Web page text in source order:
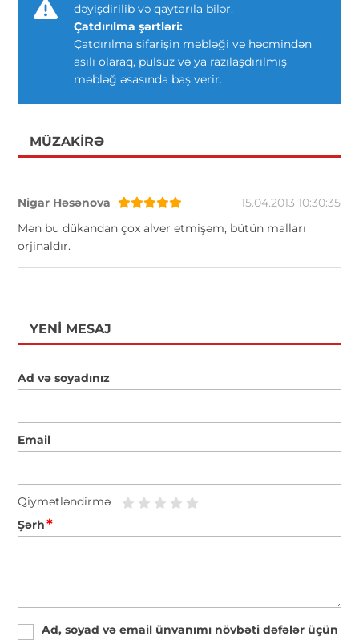
dəyişdirilib və qaytarıla bilər.
Çatdırılma şərtləri:
Çatdırılma sifarişin məbləği və həcmindən
asılı olaraq, pulsuz və ya razılaşdırılmış
məbləğ əsasında baş verir.
MÜZAKIRƏ
Nigar Həsənova
15.04.2013 10:30:35
Mən bu dükandan çox alver etmişəm, bütün malları
orjinaldır.
YENI MESAJ
Ad və soyadınız
Email
Qiymətləndirmə
Şərh*
Ad, soyad və email ünvanımı növbəti dəfələr üçün